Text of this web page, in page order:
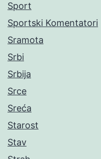
Sport
Sportski Komentatori
Sramota
Srbi
Srbija
Srce
Sreća
Starost
Stav